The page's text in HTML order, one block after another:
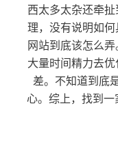
西太多太杂还牵
理，没有说明如
网站到底该怎么
大量时间精力去
差。不知道到底
心。综上，找到